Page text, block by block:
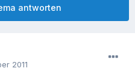
antworten
2011